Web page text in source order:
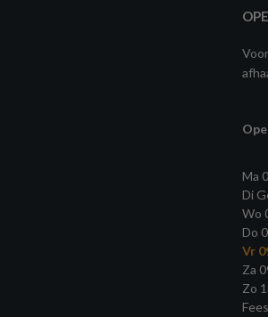
Ma
Di
Wo
Do
Vr
Za
Zo